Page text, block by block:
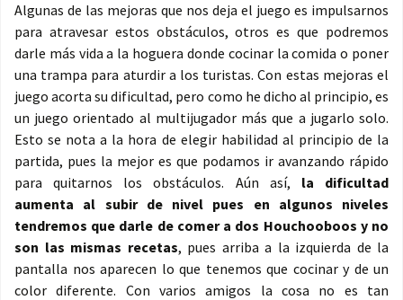
Algunas de las mejoras que nos deja el juego es impulsarnos
para atravesar estos obstáculos, otros es que podremos
darle más vida a la hoguera donde cocinar la comida o poner
una trampa para aturdir a los turistas. Con estas mejoras el
juego acorta su dificultad, pero como he dicho al principio, es
un juego orientado al multijugador más que a jugarlo solo.
Esto se nota a la hora de elegir habilidad al principio de la
partida, pues la mejor es que podamos ir avanzando rápido
para quitarnos los obstáculos. Aún así, la dificultad
aumenta al subir de nivel pues en algunos niveles
tendremos que darle de comer a dos Houchooboos y no
son las mismas recetas, pues arriba a la izquierda de la
pantalla nos aparecen lo que tenemos que cocinar y de un
color diferente. Con varios amigos la cosa no es tan